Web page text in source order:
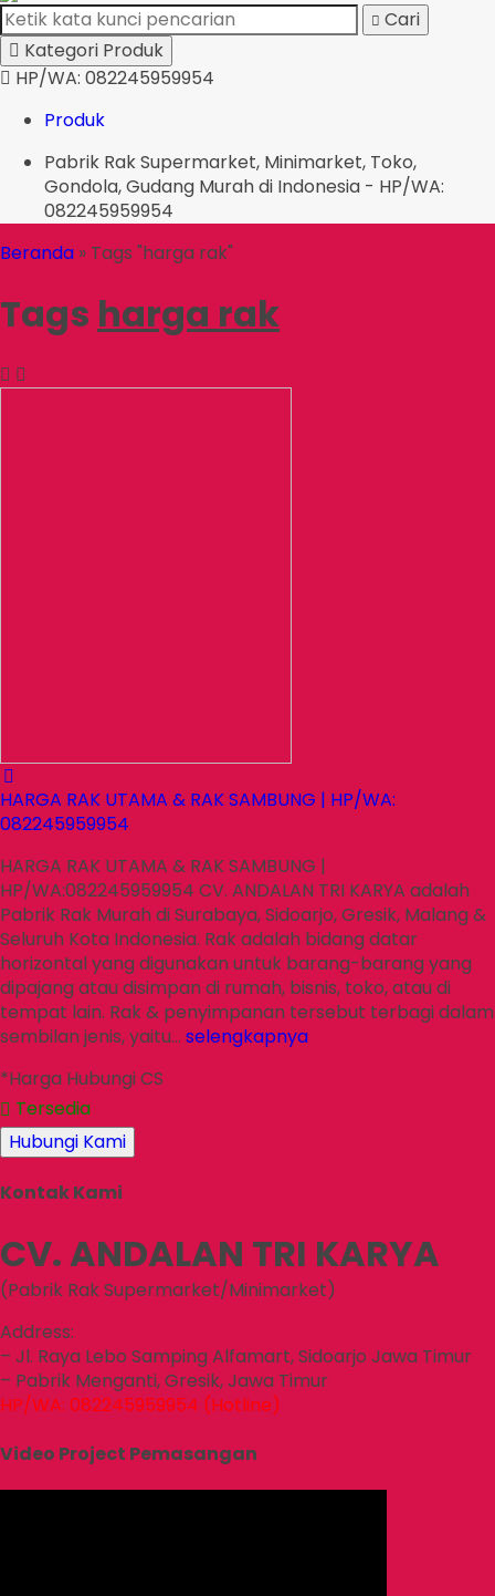
Cari
Kategori Produk
HP/WA: 082245959954
Produk
Pabrik Rak Supermarket, Minimarket, Toko,
Gondola, Gudang Murah di Indonesia - HP/WA:
082245959954
Beranda » Tags "harga rak"
Tags harga rak
HARGA RAK UTAMA & RAK SAMBUNG | HP/WA:
082245959954
HARGA RAK UTAMA & RAK SAMBUNG |
HP/WA:082245959954 CV. ANDALAN TRI KARYA adalah
Pabrik Rak Murah di Surabaya, Sidoarjo, Gresik, Malang &
Seluruh Kota Indonesia. Rak adalah bidang datar
horizontal yang digunakan untuk barang-barang yang
dipajang atau disimpan di rumah, bisnis, toko, atau di
tempat lain. Rak & penyimpanan tersebut terbagi dalam
sembilan jenis, yaitu… selengkapnya
*Harga Hubungi CS
Tersedia
Hubungi Kami
Kontak Kami
CV. ANDALAN TRI KARYA
(Pabrik Rak Supermarket/Minimarket)
Address:
– Jl. Raya Lebo Samping Alfamart, Sidoarjo Jawa Timur
– Pabrik Menganti, Gresik, Jawa Timur
HP/WA: 082245959954 (Hotline)
Video Project Pemasangan